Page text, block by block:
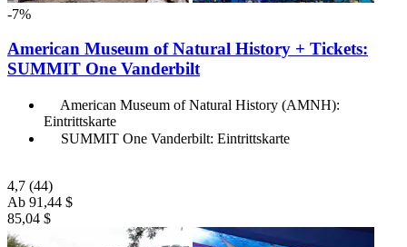
-7%
American Museum of Natural History + Tickets:
SUMMIT One Vanderbilt
American Museum of Natural History (AMNH):
Eintrittskarte
SUMMIT One Vanderbilt: Eintrittskarte
4,7 (44)
Ab 91,44 $
85,04 $